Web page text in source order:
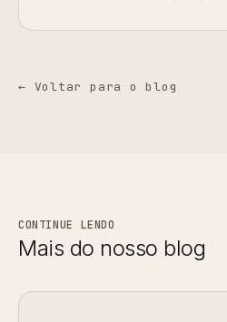
← Voltar para o blog
CONTINUE LENDO
Mais do nosso blog